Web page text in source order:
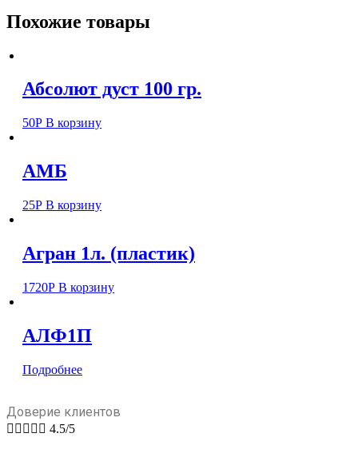
Похожие товары
Абсолют дуст 100 гр.
50Р В корзину
АМБ
25Р В корзину
Агран 1л. (пластик)
1720Р В корзину
АЛФ1П
Подробнее
Доверие клиентов
     4.5/5